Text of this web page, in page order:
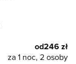
od246 zł
za 1 noc, 2 osoby